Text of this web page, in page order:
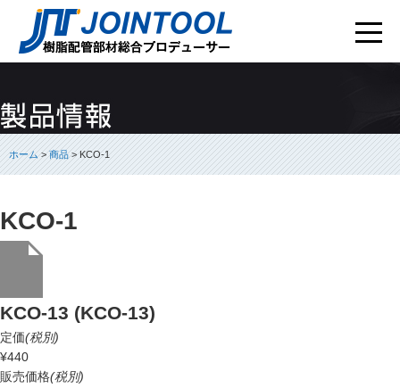
ホーム>商品> KCO-1
KCO-1
KCO-13 (KCO-13)
定価(税別)
¥440
販売価格(税別)